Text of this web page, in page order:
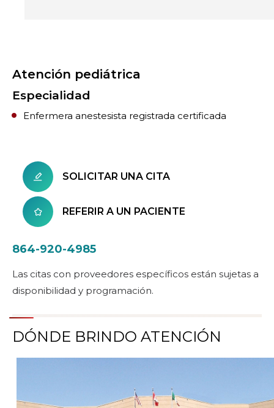
Atención pediátrica
Especialidad
Enfermera anestesista registrada certificada
SOLICITAR UNA CITA
REFERIR A UN PACIENTE
864-920-4985
Las citas con proveedores específicos están sujetas a
disponibilidad y programación.
DÓNDE BRINDO ATENCIÓN